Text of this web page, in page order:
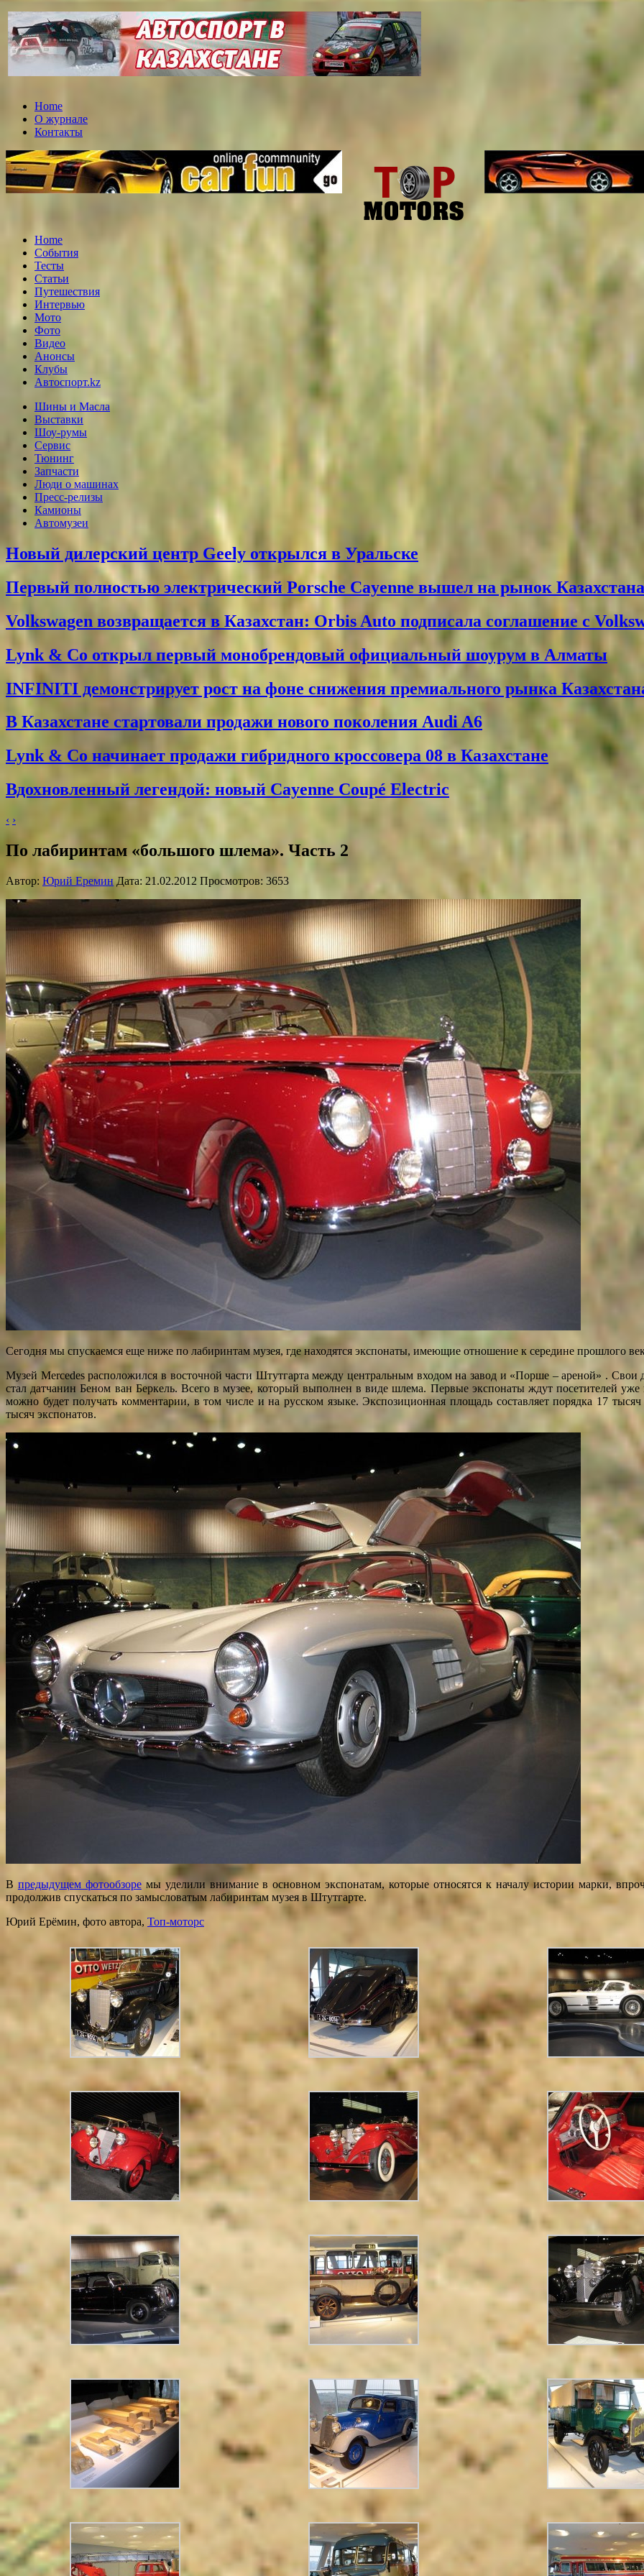
Home
О журнале
Контакты
Home
События
Тесты
Статьи
Путешествия
Интервью
Мото
Фото
Видео
Анонсы
Клубы
Автоспорт.kz
Шины и Масла
Выставки
Шоу-румы
Сервис
Тюнинг
Запчасти
Люди о машинах
Пресс-релизы
Камионы
Автомузеи
Новый дилерский центр Geely открылся в Уральске
Первый полностью электрический Porsche Cayenne вышел на рынок Казахстана
Volkswagen возвращается в Казахстан: Orbis Auto подписала соглашение с
Lynk & Co открыл первый монобрендовый официальный шоурум в Алматы
INFINITI демонстрирует рост на фоне снижения премиального рынка
В Казахстане стартовали продажи нового поколения Audi A6
Lynk & Co начинает продажи гибридного кроссовера 08 в Казахстане
Вдохновленный легендой: новый Cayenne Coupé Electric
‹ ›
По лабиринтам «большого шлема». Часть 2
Автор: Юрий ЕреминДата: 21.02.2012 Просмотров: 3653
Сегодня мы спускаемся еще ниже по лабиринтам музея, где находятся экспонаты, имеющие отношение к середине прошлого
Музей Mercedes расположился в восточной части Штутгарта между центральным входом на завод и «Порше – ареной» . Свои
стал датчанин Беном ван Беркель. Всего в музее, который выполнен в виде шлема. Первые экспонаты ждут посетителей
можно будет получать комментарии, в том числе и на русском языке. Экспозиционная площадь составляет порядка 17
тысяч экспонатов.
В предыдущем фотообзоремы уделили внимание в основном экспонатам, которые относятся к началу истории марки,
продолжив спускаться по замысловатым лабиринтам музея в Штутгарте.
Юрий Ерёмин, фото автора, Топ-моторс